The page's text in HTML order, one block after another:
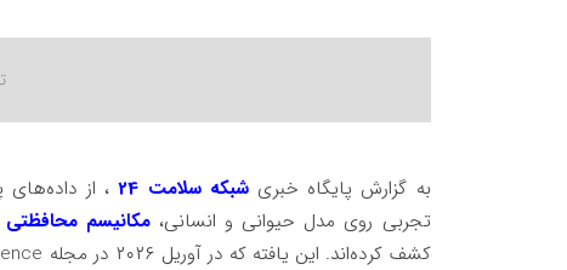
به گزارش پایگاه خبری شبکه سلامت 24
تجربی روی مدل حیوانی و انسانی، مکانیسم محافظتی